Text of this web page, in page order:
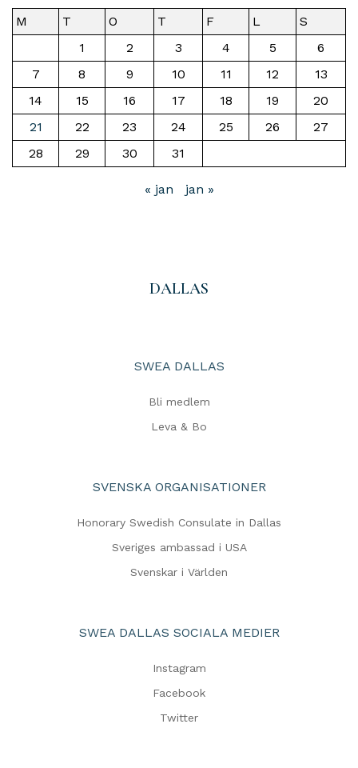
M T O T F L
S
1
2 3 4 5
6
7
8 9 10 11 12
13
14
15 16 17 18 19
20
21
22 23 24 25 26
27
28
29 30 31
« jan jan »
DALLAS
SWEA DALLAS
Bli medlem
Leva & Bo
SVENSKA ORGANISATIONER
Honorary Swedish Consulate in Dallas
Sveriges ambassad i USA
Svenskar i Världen
SWEA DALLAS SOCIALA MEDIER
Instagram
Facebook
Twitter